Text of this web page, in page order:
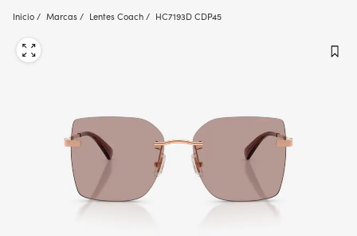
Inicio Marcas Lentes Coach HC7193D CDP45